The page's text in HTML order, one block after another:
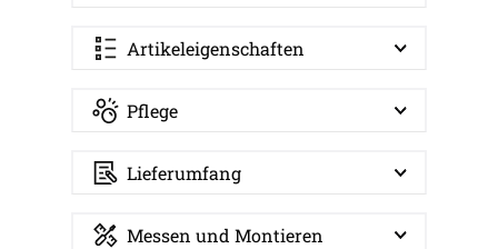
Artikeleigenschaften
Pflege
Lieferumfang
Messen und Montieren